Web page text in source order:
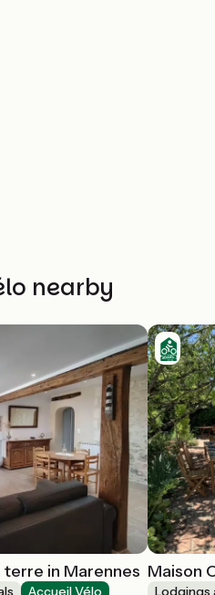
nearby
terre in Marennes
Accueil Vélo
Maison
Lodgings